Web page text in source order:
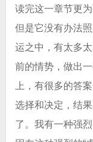
读完这一章节更
但是它没有办法
运之中，有太多
前的情势，做出
上，有很多的答
选择和决定，结
了。我有一种强